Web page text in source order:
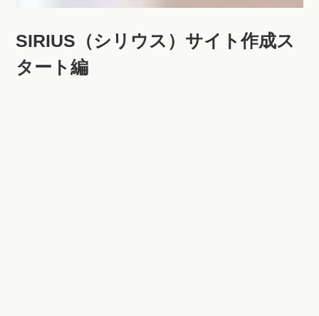
SIRIUS（シリウス）サイト作成ス
タート編